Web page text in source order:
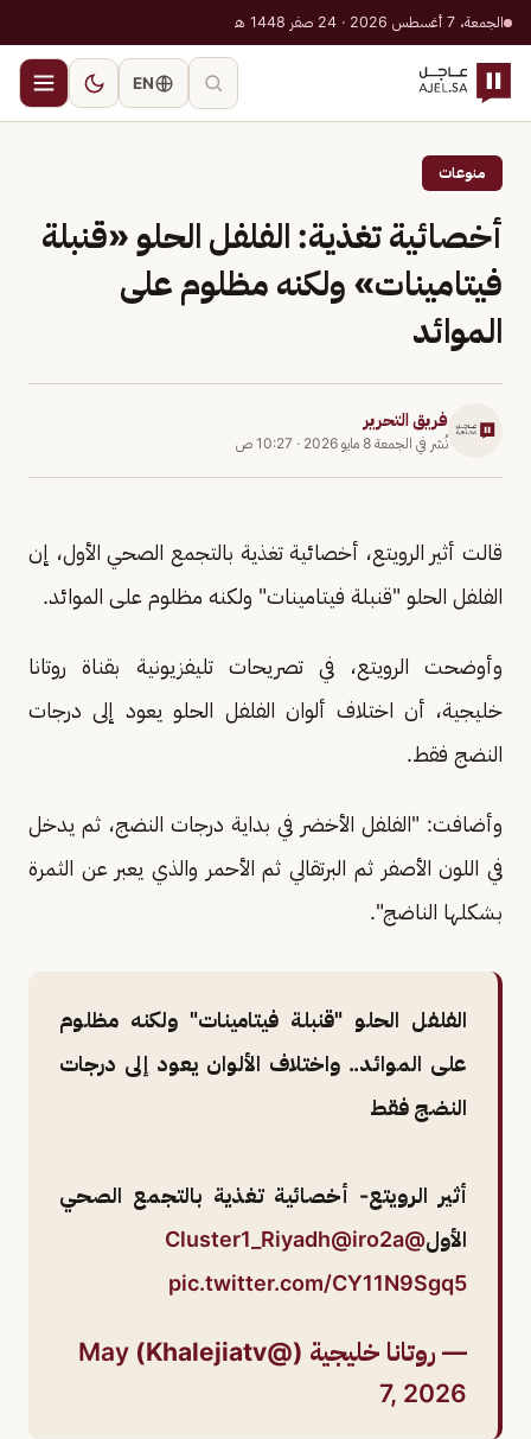
الجمعة، 7 أغسطس 2026 · 24 صفر 1448 هـ
EN
منوعات
أخصائية تغذية: الفلفل الحلو «قنبلة
فيتامينات» ولكنه مظلوم على
الموائد
فريق التحرير
نُشر في الجمعة 8 مايو 2026 · 10:27 ص
قالت أثير الرويتع، أخصائية تغذية بالتجمع الصحي الأول، إن
الفلفل الحلو "قنبلة فيتامينات" ولكنه مظلوم على الموائد.
وأوضحت الرويتع، في تصريحات تليفزيونية بقناة روتانا
خليجية، أن اختلاف ألوان الفلفل الحلو يعود إلى درجات
النضج فقط.
وأضافت: "الفلفل الأخضر في بداية درجات النضج، ثم يدخل
في اللون الأصفر ثم البرتقالي ثم الأحمر والذي يعبر عن الثمرة
بشكلها الناضج".
الفلفل الحلو "قنبلة فيتامينات" ولكنه مظلوم
على الموائد.. واختلاف الألوان يعود إلى درجات
النضج فقط
أثير الرويتع- أخصائية تغذية بالتجمع الصحي
الأول@Cluster1_Riyadh
@iro2a
pic.twitter.com/CY11N9Sgq5
— روتانا خليجية (@Khalejiatv)
May
7, 2026